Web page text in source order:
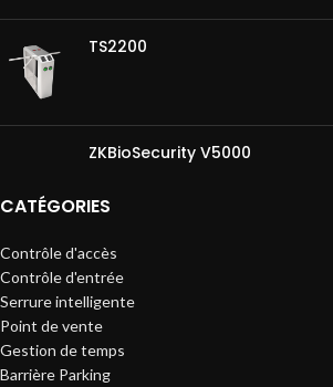
TS2200
ZKBioSecurity V5000
CATÉGORIES
Contrôle d'accès
Contrôle d'entrée
Serrure intelligente
Point de vente
Gestion de temps
Barrière Parking